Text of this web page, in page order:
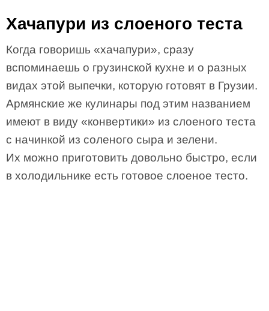
Хачапури из слоеного теста
Когда говоришь «хачапури», сразу
вспоминаешь о грузинской кухне и о разных
видах этой выпечки, которую готовят в Грузии.
Армянские же кулинары под этим названием
имеют в виду «конвертики» из слоеного теста
с начинкой из соленого сыра и зелени.
Их можно приготовить довольно быстро, если
в холодильнике есть готовое слоеное тесто.